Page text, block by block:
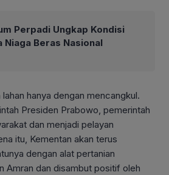
Perpadi Ungkap Kondisi
Niaga Beras Nasional
hanya dengan mencangkul.
Presiden Prabowo, pemerintah
dan menjadi pelayan
itu, Kementan akan terus
dengan alat pertanian
Amran dan disambut positif oleh